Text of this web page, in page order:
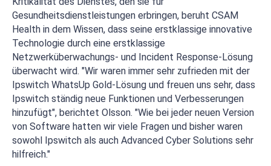
Gesundheitsdienstleistungen erbringen, beruht CSAM
Health in dem Wissen, dass seine erstklassige innovative
Technologie durch eine erstklassige
Netzwerküberwachungs- und Incident Response-Lösung
überwacht wird. "Wir waren immer sehr zufrieden mit der
Ipswitch WhatsUp Gold-Lösung und freuen uns sehr, dass
Ipswitch ständig neue Funktionen und Verbesserungen
hinzufügt", berichtet Olsson. "Wie bei jeder neuen Version
von Software hatten wir viele Fragen und bisher waren
sowohl Ipswitch als auch Advanced Cyber Solutions sehr
hilfreich."